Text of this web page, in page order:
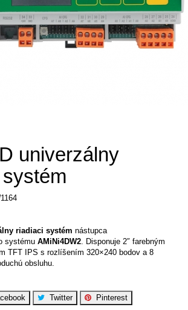
univerzálny
riadiaci systém nástupca
systému AMiNi4DW2. Disponuje 2″ farebným
TFT IPS s rozlíšením 320×240 bodov a 8
obsluhu.
Twitter Pinterest